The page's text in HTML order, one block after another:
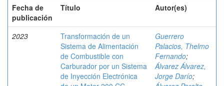
Fecha de
publicación
Título Autor(es)
2023
Transformación de un
Sistema de Alimentación
de Combustible con
Carburador por un Sistema
de Inyección Electrónica
Guerrero
Palacios, Thelmo
Fernando;
Álvarez Álvarez,
Jorge Darío;